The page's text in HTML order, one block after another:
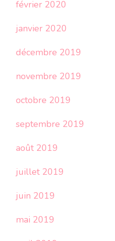
février 2020
janvier 2020
décembre 2019
novembre 2019
octobre 2019
septembre 2019
août 2019
juillet 2019
juin 2019
mai 2019